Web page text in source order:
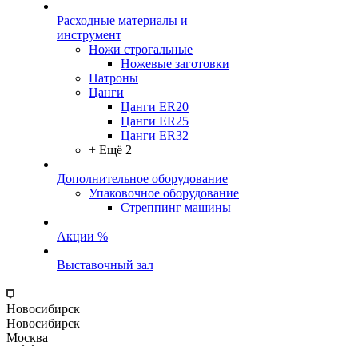
Расходные материалы и
инструмент
Ножи строгальные
Ножевые заготовки
Патроны
Цанги
Цанги ER20
Цанги ER25
Цанги ER32
+ Ещё 2
Дополнительное оборудование
Упаковочное оборудование
Стреппинг машины
Акции %
Выставочный зал
Новосибирск
Новосибирск
Москва